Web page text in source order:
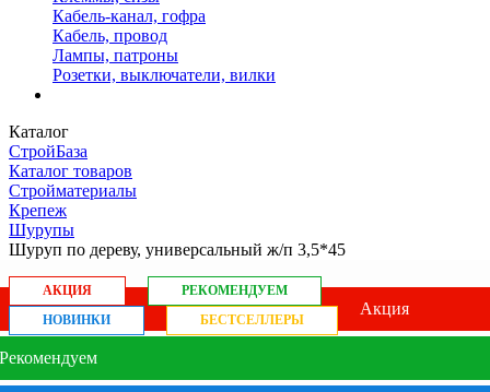
Кабель-канал, гофра
Кабель, провод
Лампы, патроны
Розетки, выключатели, вилки
Каталог
СтройБаза
Каталог товаров
Стройматериалы
Крепеж
Шурупы
Шуруп по дереву, универсальный ж/п 3,5*45
АКЦИЯ
РЕКОМЕНДУЕМ
НОВИНКИ
БЕСТСЕЛЛЕРЫ
Акция
Рекомендуем